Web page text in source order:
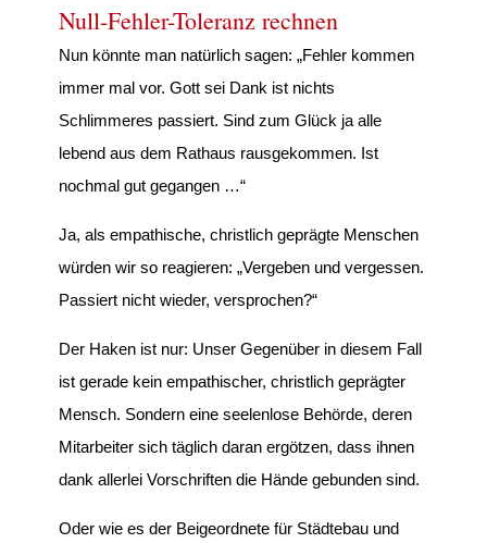
Null-Fehler-Toleranz rechnen
Nun könnte man natürlich sagen: „Fehler kommen
immer mal vor. Gott sei Dank ist nichts
Schlimmeres passiert. Sind zum Glück ja alle
lebend aus dem Rathaus rausgekommen. Ist
nochmal gut gegangen …“
Ja, als empathische, christlich geprägte Menschen
würden wir so reagieren: „Vergeben und vergessen.
Passiert nicht wieder, versprochen?“
Der Haken ist nur: Unser Gegenüber in diesem Fall
ist gerade kein empathischer, christlich geprägter
Mensch. Sondern eine seelenlose Behörde, deren
Mitarbeiter sich täglich daran ergötzen, dass ihnen
dank allerlei Vorschriften die Hände gebunden sind.
Oder wie es der Beigeordnete für Städtebau und